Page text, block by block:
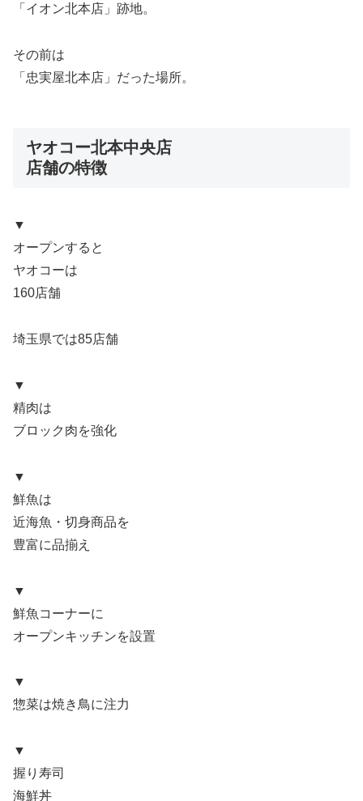
「イオン北本店」跡地。
その前は
「忠実屋北本店」だった場所。
ヤオコー北本中央店
店舗の特徴
▼
オープンすると
ヤオコーは
160店舗
埼玉県では85店舗
▼
精肉は
ブロック肉を強化
▼
鮮魚は
近海魚・切身商品を
豊富に品揃え
▼
鮮魚コーナーに
オープンキッチンを設置
▼
惣菜は焼き鳥に注力
▼
握り寿司
海鮮丼